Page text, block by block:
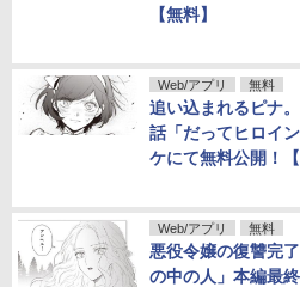
【無料】
Web/アプリ 無料
追い込まれるピナ
話「だってヒロイ
ケにて無料公開！【
Web/アプリ 無料
悪役令嬢の復讐完
の中の人」本編最